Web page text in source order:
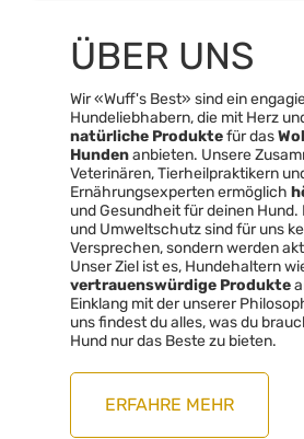
ÜBER UNS
Wir «Wuff's Best» sind ein
Hundeliebhabern, die mit Herz
natürliche Produktefür das
Hundenanbieten. Unsere
Veterinären, Tierheilpraktikern
Ernährungsexperten ermöglich
und Gesundheit für deinen
und Umweltschutz sind für uns
Versprechen, sondern werden
Unser Ziel ist es, Hundehaltern
vertrauenswürdige Produkte
Einklang mit der unserer
uns findest du alles, was du
Hund nur das Beste zu bieten.
ERFAHRE MEHR